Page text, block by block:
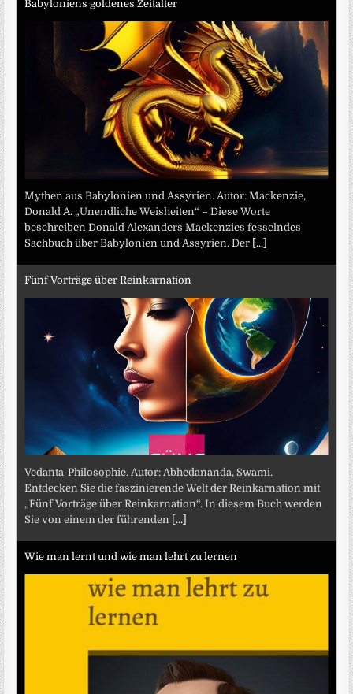
Babyloniens goldenes Zeitalter
Mythen aus Babylonien und Assyrien. Autor: Mackenzie,
Donald A. „Unendliche Weisheiten“ – Diese Worte
beschreiben Donald Alexanders Mackenzies fesselndes
Sachbuch über Babylonien und Assyrien. Der [...]
Fünf Vorträge über Reinkarnation
Vedanta-Philosophie. Autor: Abhedananda, Swami.
Entdecken Sie die faszinierende Welt der Reinkarnation mit
„Fünf Vorträge über Reinkarnation“. In diesem Buch werden
Sie von einem der führenden [...]
Wie man lernt und wie man lehrt zu lernen